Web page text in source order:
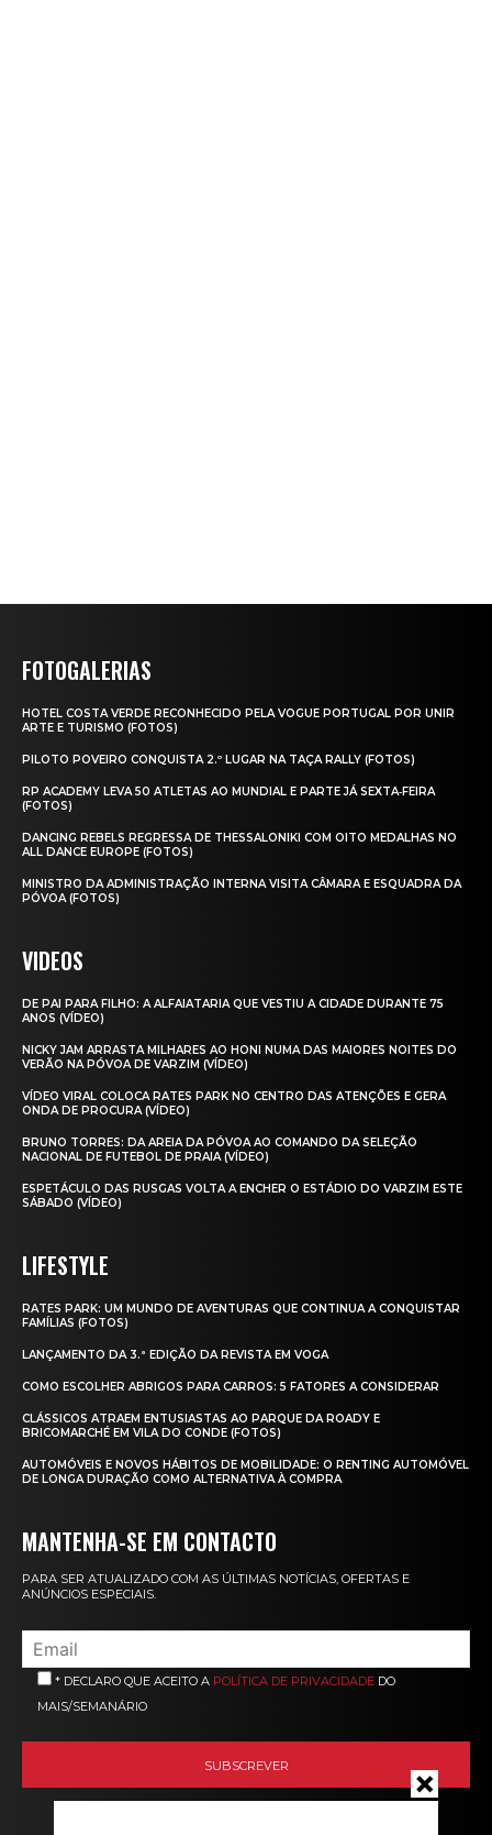
FOTOGALERIAS
HOTEL COSTA VERDE RECONHECIDO PELA VOGUE PORTUGAL POR UNIR
ARTE E TURISMO (FOTOS)
PILOTO POVEIRO CONQUISTA 2.º LUGAR NA TAÇA RALLY (FOTOS)
RP ACADEMY LEVA 50 ATLETAS AO MUNDIAL E PARTE JÁ SEXTA‑FEIRA
(FOTOS)
DANCING REBELS REGRESSA DE THESSALONIKI COM OITO MEDALHAS NO
ALL DANCE EUROPE (FOTOS)
MINISTRO DA ADMINISTRAÇÃO INTERNA VISITA CÂMARA E ESQUADRA DA
PÓVOA (FOTOS)
VIDEOS
DE PAI PARA FILHO: A ALFAIATARIA QUE VESTIU A CIDADE DURANTE 75
ANOS (VÍDEO)
NICKY JAM ARRASTA MILHARES AO HONI NUMA DAS MAIORES NOITES DO
VERÃO NA PÓVOA DE VARZIM (VÍDEO)
VÍDEO VIRAL COLOCA RATES PARK NO CENTRO DAS ATENÇÕES E GERA
ONDA DE PROCURA (VÍDEO)
BRUNO TORRES: DA AREIA DA PÓVOA AO COMANDO DA SELEÇÃO
NACIONAL DE FUTEBOL DE PRAIA (VÍDEO)
ESPETÁCULO DAS RUSGAS VOLTA A ENCHER O ESTÁDIO DO VARZIM ESTE
SÁBADO (VÍDEO)
LIFESTYLE
RATES PARK: UM MUNDO DE AVENTURAS QUE CONTINUA A CONQUISTAR
FAMÍLIAS (FOTOS)
LANÇAMENTO DA 3.ª EDIÇÃO DA REVISTA EM VOGA
COMO ESCOLHER ABRIGOS PARA CARROS: 5 FATORES A CONSIDERAR
CLÁSSICOS ATRAEM ENTUSIASTAS AO PARQUE DA ROADY E
BRICOMARCHÉ EM VILA DO CONDE (FOTOS)
AUTOMÓVEIS E NOVOS HÁBITOS DE MOBILIDADE: O RENTING AUTOMÓVEL
DE LONGA DURAÇÃO COMO ALTERNATIVA À COMPRA
MANTENHA-SE EM CONTACTO
PARA SER ATUALIZADO COM AS ÚLTIMAS NOTÍCIAS, OFERTAS E
ANÚNCIOS ESPECIAIS.
* DECLARO QUE ACEITO A POLÍTICA DE PRIVACIDADE DO
MAIS/SEMANÁRIO